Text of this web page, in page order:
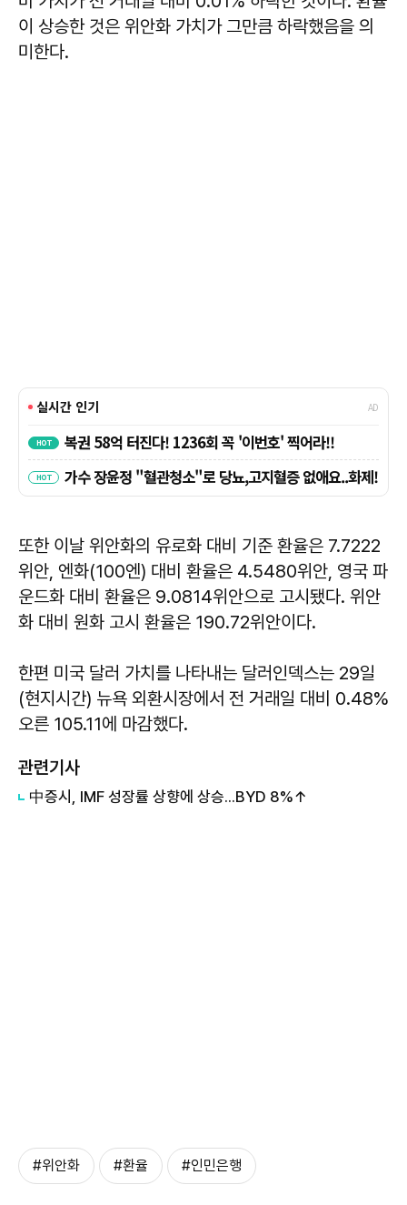
이 상승한 것은 위안화 가치가 그만큼 하락했음을 의
미한다.
또한 이날 위안화의 유로화 대비 기준 환율은 7.7222
위안, 엔화(100엔) 대비 환율은 4.5480위안, 영국 파
운드화 대비 환율은 9.0814위안으로 고시됐다. 위안
화 대비 원화 고시 환율은 190.72위안이다.
한편 미국 달러 가치를 나타내는 달러인덱스는 29일
(현지시간) 뉴욕 외환시장에서 전 거래일 대비 0.48%
오른 105.11에 마감했다.
관련기사
中증시, IMF 성장률 상향에 상승...BYD 8%↑
#위안화 #환율 #인민은행